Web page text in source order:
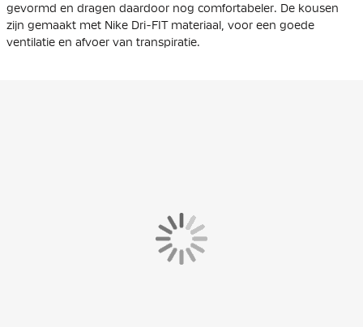
gevormd en dragen daardoor nog comfortabeler. De kousen
zijn gemaakt met Nike Dri-FIT materiaal, voor een goede
ventilatie en afvoer van transpiratie.